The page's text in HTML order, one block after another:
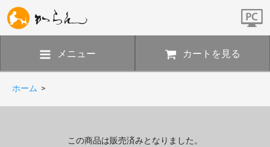
メニュー カートを見る
ホーム >
この商品は販売済みとなりました。